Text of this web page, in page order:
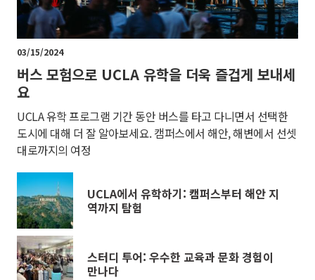
03/15/2024
버스 모험으로 UCLA 유학을 더욱 즐겁게 보내세
요
UCLA 유학 프로그램 기간 동안 버스를 타고 다니면서 선택한
도시에 대해 더 잘 알아보세요. 캠퍼스에서 해안, 해변에서 선셋
대로까지의 여정
UCLA에서 유학하기: 캠퍼스부터 해안 지
역까지 탐험
스터디 투어: 우수한 교육과 문화 경험이
만나다